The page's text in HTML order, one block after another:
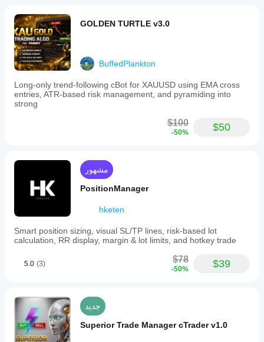
GOLDEN TURTLE v3.0
BuffedPlankton
Long-only trend-following cBot for XAUUSD using EMA cross
entries, ATR-based risk management, and pyramiding into
strong
$100
-50% $50
مشهور
PositionManager
hketen
Smart position sizing, visual SL/TP lines, risk-based lot
calculation, RR display, margin & lot limits, and hotkey trade
5.0 (3) $78
-50% $39
جديد
Superior Trade Manager cTrader v1.0